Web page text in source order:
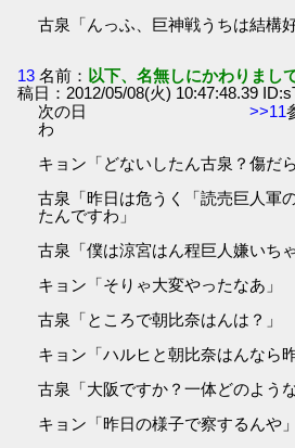
古泉「んっふ、巨神戦うちは結構
13 名前： 以下、名無しにかわりまし
稿日：2012/05/08(火) 10:47:48.39
次の日>>11
わ
キョン「どないしたん古泉？傷だ
古泉「昨日は危うく「読売巨人軍
たんですわ」
古泉「僕は涼宮はん程巨人嫌いち
キョン「そりゃ大変やったなあ」
古泉「ところで朝比奈はんは？」
キョン「ハルヒと朝比奈はんなら
古泉「大阪ですか？一体どのよう
キョン「昨日の様子で察するんや」